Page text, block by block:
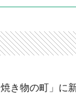
焼き物の町」に